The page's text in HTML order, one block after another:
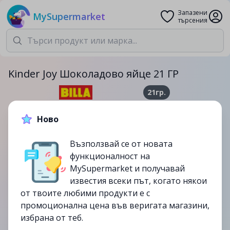
MySupermarket
Запазени
търсения
Kinder Joy Шоколадово яйце 21 ГР
21гр.
2.19лв.
06/08
Ново
Възползвай се от новата
функционалност на
MySupermarket и получавай
известия всеки път, когато някои
от твоите любими продукти е с
промоционална цена във веригата магазини,
избрана от теб.